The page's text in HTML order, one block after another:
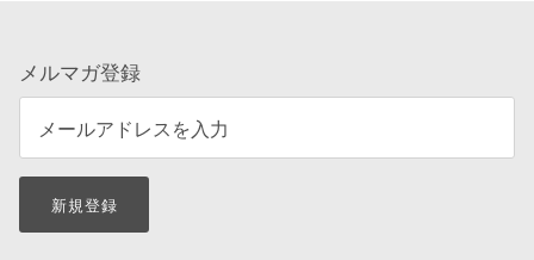
メルマガ登録
新規登録